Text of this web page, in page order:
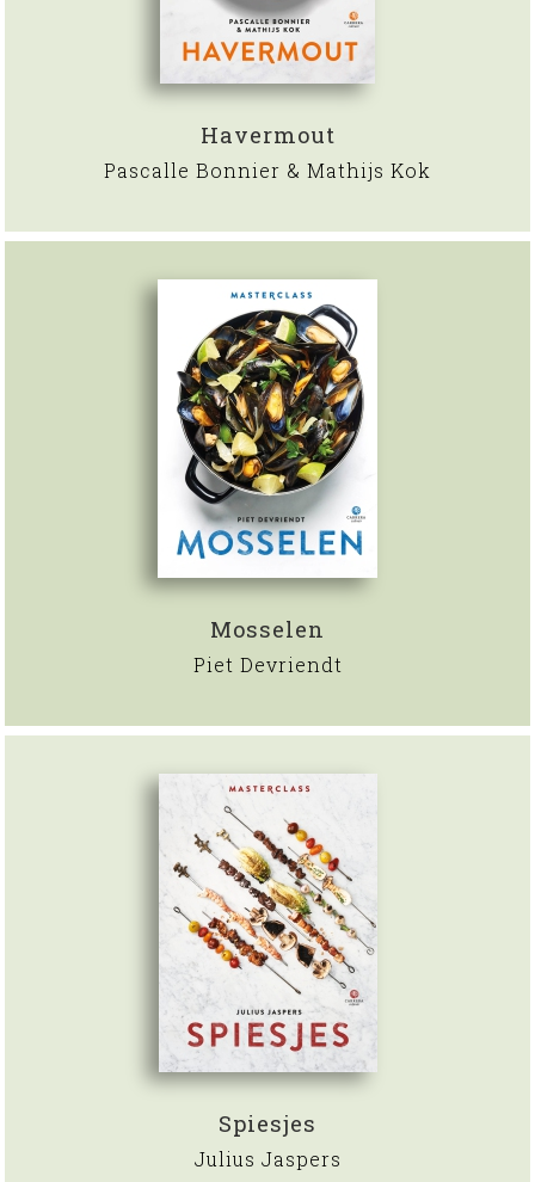
Havermout
Pascalle Bonnier & Mathijs Kok
Mosselen
Piet Devriendt
Spiesjes
Julius Jaspers